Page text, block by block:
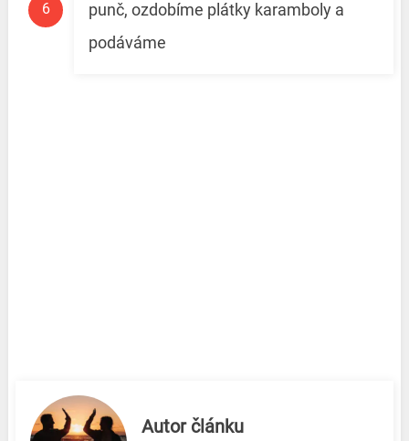
punč, ozdobíme plátky karamboly a
podáváme
Autor článku